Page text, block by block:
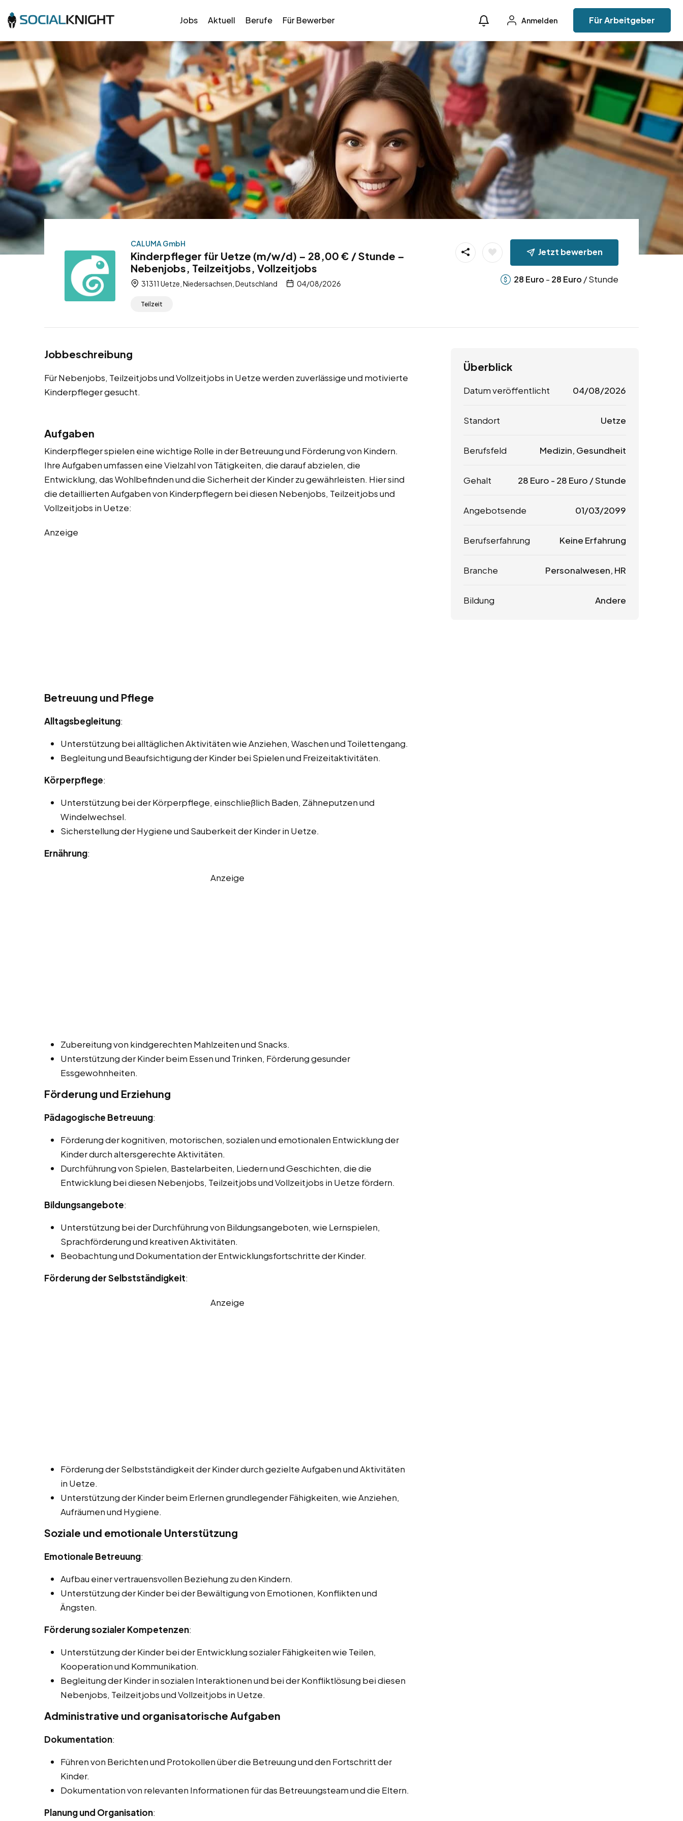
Jobs Aktuell Berufe Für Bewerber Anmelden Für Arbeitgeber
CALUMA GmbH
Kinderpfleger für Uetze (m/w/d) – 28,00 € / Stunde –
Nebenjobs, Teilzeitjobs, Vollzeitjobs
31311 Uetze, Niedersachsen, Deutschland 04/08/2026
Teilzeit
Jetzt bewerben
28 Euro - 28 Euro / Stunde
Jobbeschreibung
Für Nebenjobs, Teilzeitjobs und Vollzeitjobs in Uetze werden zuverlässige und motivierte
Kinderpfleger gesucht.
Aufgaben
Kinderpfleger spielen eine wichtige Rolle in der Betreuung und Förderung von Kindern.
Ihre Aufgaben umfassen eine Vielzahl von Tätigkeiten, die darauf abzielen, die
Entwicklung, das Wohlbefinden und die Sicherheit der Kinder zu gewährleisten. Hier sind
die detaillierten Aufgaben von Kinderpflegern bei diesen Nebenjobs, Teilzeitjobs und
Vollzeitjobs in Uetze:
Anzeige
Betreuung und Pflege
Alltagsbegleitung:
Unterstützung bei alltäglichen Aktivitäten wie Anziehen, Waschen und Toilettengang.
Begleitung und Beaufsichtigung der Kinder bei Spielen und Freizeitaktivitäten.
Körperpflege:
Unterstützung bei der Körperpflege, einschließlich Baden, Zähneputzen und
Windelwechsel.
Sicherstellung der Hygiene und Sauberkeit der Kinder in Uetze.
Ernährung:
Anzeige
Zubereitung von kindgerechten Mahlzeiten und Snacks.
Unterstützung der Kinder beim Essen und Trinken, Förderung gesunder
Essgewohnheiten.
Förderung und Erziehung
Pädagogische Betreuung:
Förderung der kognitiven, motorischen, sozialen und emotionalen Entwicklung der
Kinder durch altersgerechte Aktivitäten.
Durchführung von Spielen, Bastelarbeiten, Liedern und Geschichten, die die
Entwicklung bei diesen Nebenjobs, Teilzeitjobs und Vollzeitjobs in Uetze fördern.
Bildungsangebote:
Unterstützung bei der Durchführung von Bildungsangeboten, wie Lernspielen,
Sprachförderung und kreativen Aktivitäten.
Beobachtung und Dokumentation der Entwicklungsfortschritte der Kinder.
Förderung der Selbstständigkeit:
Anzeige
Förderung der Selbstständigkeit der Kinder durch gezielte Aufgaben und Aktivitäten
in Uetze.
Unterstützung der Kinder beim Erlernen grundlegender Fähigkeiten, wie Anziehen,
Aufräumen und Hygiene.
Soziale und emotionale Unterstützung
Emotionale Betreuung:
Aufbau einer vertrauensvollen Beziehung zu den Kindern.
Unterstützung der Kinder bei der Bewältigung von Emotionen, Konflikten und
Ängsten.
Förderung sozialer Kompetenzen:
Unterstützung der Kinder bei der Entwicklung sozialer Fähigkeiten wie Teilen,
Kooperation und Kommunikation.
Begleitung der Kinder in sozialen Interaktionen und bei der Konfliktlösung bei diesen
Nebenjobs, Teilzeitjobs und Vollzeitjobs in Uetze.
Administrative und organisatorische Aufgaben
Dokumentation:
Führen von Berichten und Protokollen über die Betreuung und den Fortschritt der
Kinder.
Dokumentation von relevanten Informationen für das Betreuungsteam und die Eltern.
Planung und Organisation:
Überblick
Datum veröffentlicht 04/08/2026
Standort Uetze
Berufsfeld Medizin, Gesundheit
Gehalt 28 Euro - 28 Euro / Stunde
Angebotsende 01/03/2099
Berufserfahrung Keine Erfahrung
Branche Personalwesen, HR
Bildung Andere